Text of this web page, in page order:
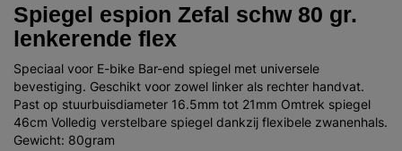
Spiegel espion Zefal schw 80 gr.
lenkerende flex
Speciaal voor E-bike Bar-end spiegel met universele
bevestiging. Geschikt voor zowel linker als rechter handvat.
Past op stuurbuisdiameter 16.5mm tot 21mm Omtrek spiegel
46cm Volledig verstelbare spiegel dankzij flexibele zwanenhals.
Gewicht: 80gram